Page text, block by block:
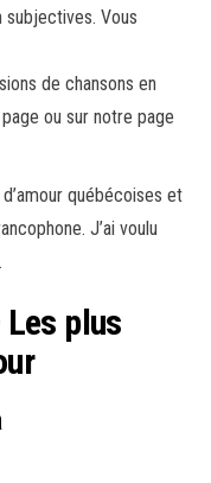
Vous
de chansons en
ou sur notre page
québécoises et
J’ai voulu
plus